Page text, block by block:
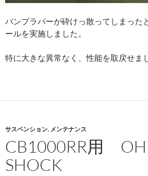
バンプラバーが砕けっ散ってしまった
ールを実施しました。
特に大きな異常なく、性能を取戻せま
サスペンション, メンテナンス
CB1000RR用
SHOCK